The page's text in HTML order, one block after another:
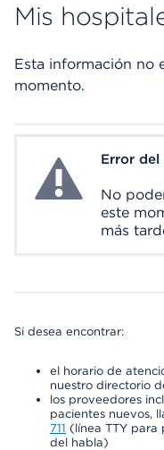
Mis
Esta información no
momento.
System ErrorError del
No
este
más
Si desea encontrar:
el horario de
nuestro directorio
los proveedores
pacientes nuevos,
711 (línea TTY para
del habla)